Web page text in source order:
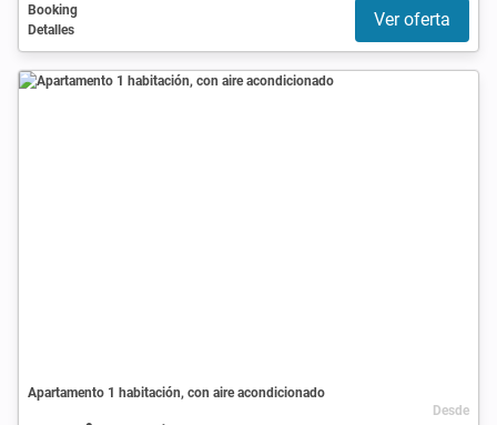
Booking
Detalles
Ver oferta
Apartamento 1 habitación, con aire acondicionado
Desde